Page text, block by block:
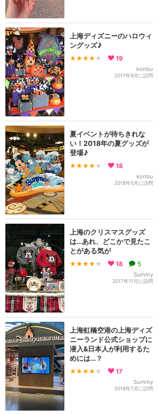
上海ディズニーのハロウィ
ングッズ♪
★★★★ ★ 19
konbu
2017年9月に訪問
夏イベントが待ちきれな
い！2018年の夏グッズが
登場♪
★★★★ ★ 18
konbu
2018年5月に訪問
上海のクリスマスグッズ
は…あれ、どこかで見たこ
とがある気が
★★★★ ★ 18 5
Summy
2017年11月に訪問
上海虹橋空港の上海ディズ
ニーランド公式ショップに
潜入&日本人が利用するた
めには…？
★★★★ ★ 17
Summy
2018年7月に訪問